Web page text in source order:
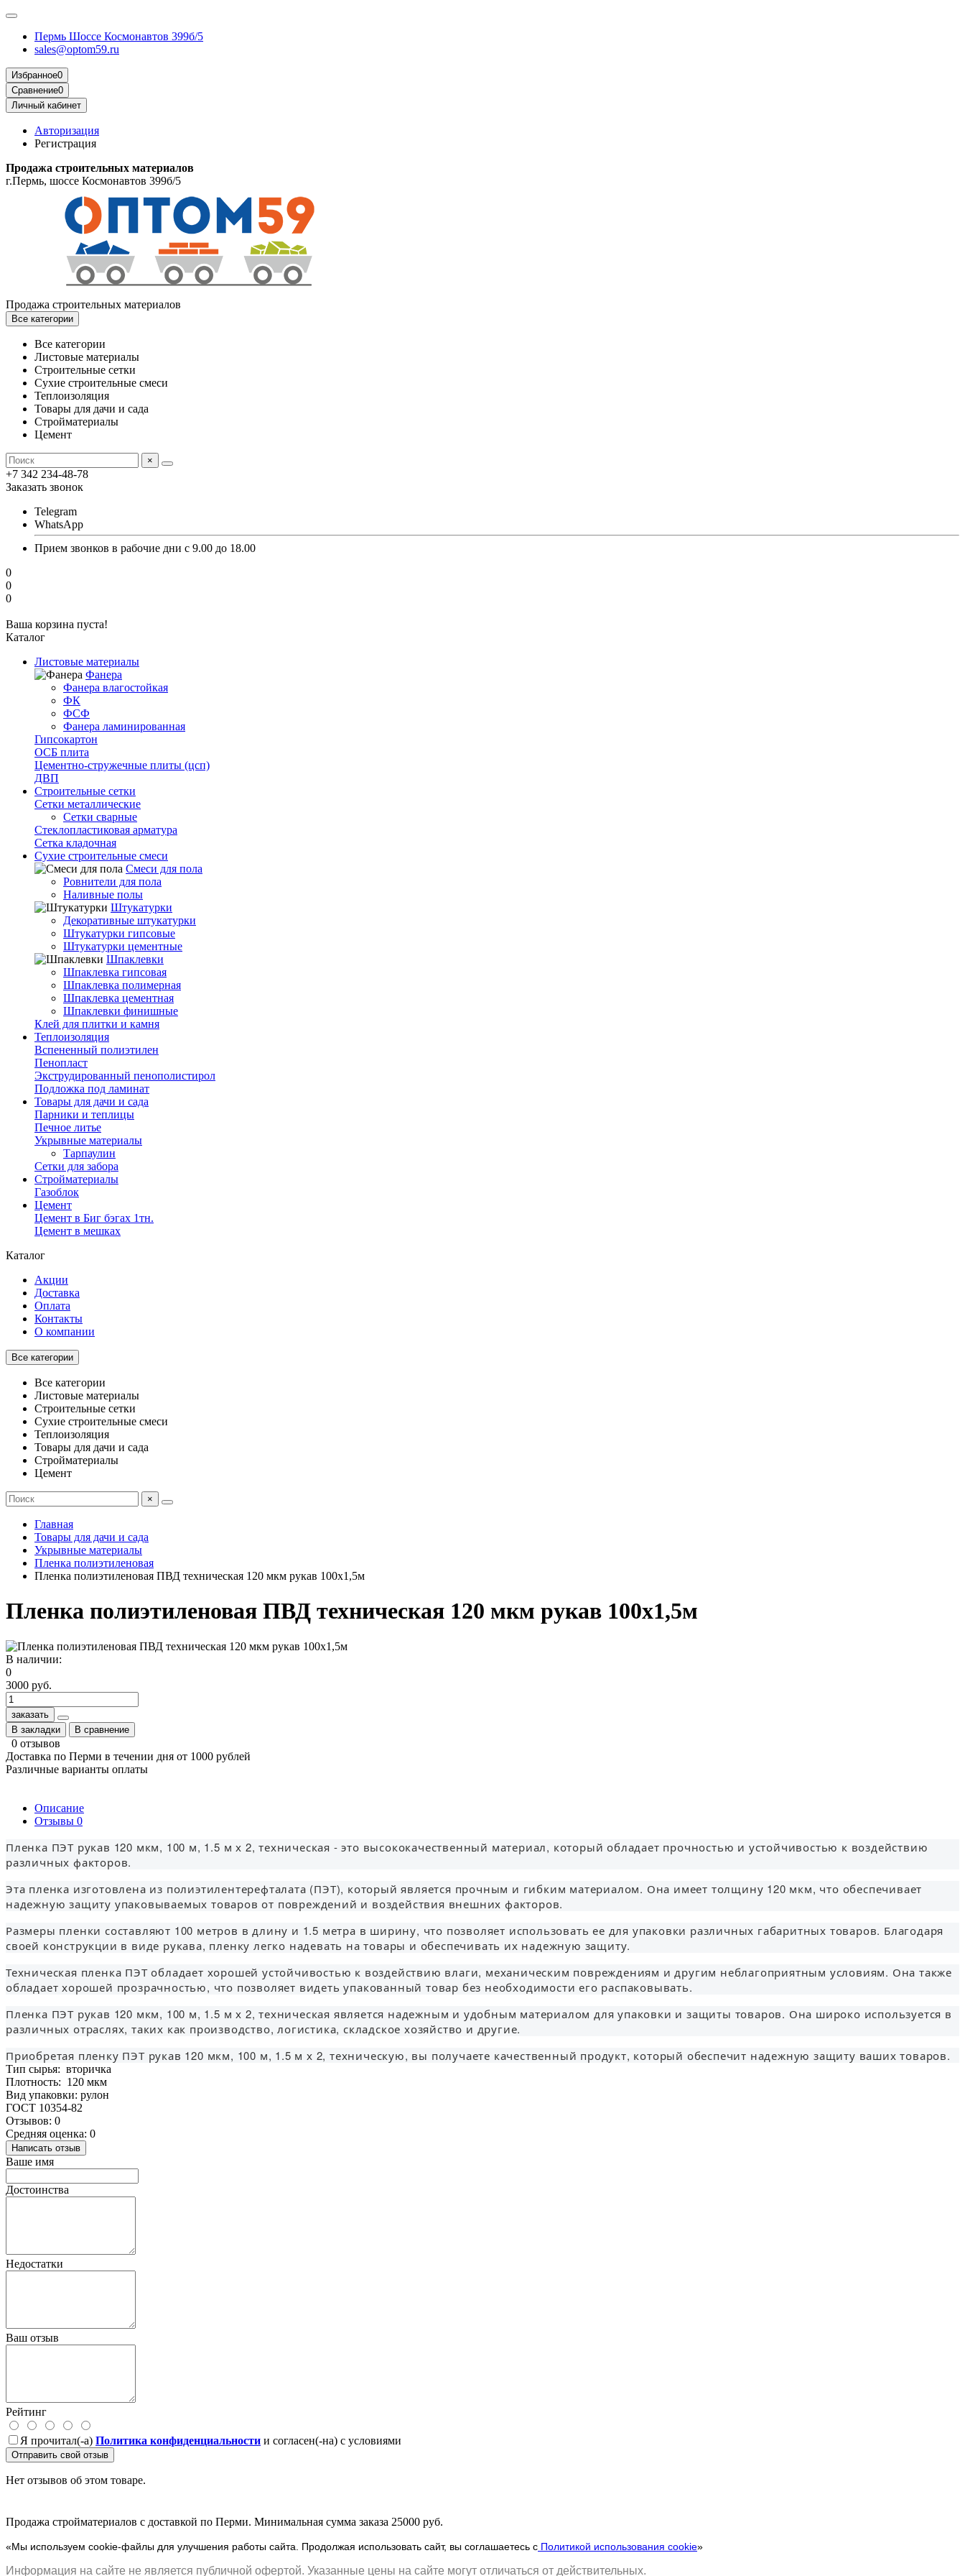
Пермь Шоссе Космонавтов 399б/5
sales@optom59.ru
Избранное0
Сравнение0
Личный кабинет
Авторизация
Регистрация
Продажа строительных материалов
г.Пермь, шоссе Космонавтов 399б/5
Продажа строительных материалов
Все категории
Все категории
Листовые материалы
Строительные сетки
Сухие строительные смеси
Теплоизоляция
Товары для дачи и сада
Стройматериалы
Цемент
×
+7 342 234-48-78
Заказать звонок
Telegram
WhatsApp
Прием звонков в рабочие дни с 9.00 до 18.00
0
0
0
Ваша корзина пуста!
Каталог
Листовые материалы
Фанера
Фанера влагостойкая
ФК
ФСФ
Фанера ламинированная
Гипсокартон
ОСБ плита
Цементно-стружечные плиты (цсп)
ДВП
Строительные сетки
Сетки металлические
Сетки сварные
Стеклопластиковая арматура
Сетка кладочная
Сухие строительные смеси
Смеси для пола
Ровнители для пола
Наливные полы
Штукатурки
Декоративные штукатурки
Штукатурки гипсовые
Штукатурки цементные
Шпаклевки
Шпаклевка гипсовая
Шпаклевка полимерная
Шпаклевка цементная
Шпаклевки финишные
Клей для плитки и камня
Теплоизоляция
Вспененный полиэтилен
Пенопласт
Экструдированный пенополистирол
Подложка под ламинат
Товары для дачи и сада
Парники и теплицы
Печное литье
Укрывные материалы
Тарпаулин
Сетки для забора
Стройматериалы
Газоблок
Цемент
Цемент в Биг бэгах 1тн.
Цемент в мешках
Каталог
Акции
Доставка
Оплата
Контакты
О компании
Все категории
Все категории
Листовые материалы
Строительные сетки
Сухие строительные смеси
Теплоизоляция
Товары для дачи и сада
Стройматериалы
Цемент
×
Главная
Товары для дачи и сада
Укрывные материалы
Пленка полиэтиленовая
Пленка полиэтиленовая ПВД техническая 120 мкм рукав 100х1,5м
Пленка полиэтиленовая ПВД техническая 120 мкм рукав 100х1,5м
В наличии:
0
3000 руб.
заказать
В закладки
В сравнение
0 отзывов
Доставка по Перми в течении дня от 1000 рублей
Различные варианты оплаты
Описание
Отзывы 0
Пленка ПЭТ рукав 120 мкм, 100 м, 1.5 м х 2, техническая - это высококачественный материал, который обладает прочностью и устойчивостью к воздействию
различных факторов.
Эта пленка изготовлена из полиэтилентерефталата (ПЭТ), который является прочным и гибким материалом. Она имеет толщину 120 мкм, что обеспечивает
надежную защиту упаковываемых товаров от повреждений и воздействия внешних факторов.
Размеры пленки составляют 100 метров в длину и 1.5 метра в ширину, что позволяет использовать ее для упаковки различных габаритных товаров. Благодаря
своей конструкции в виде рукава, пленку легко надевать на товары и обеспечивать их надежную защиту.
Техническая пленка ПЭТ обладает хорошей устойчивостью к воздействию влаги, механическим повреждениям и другим неблагоприятным условиям. Она также
обладает хорошей прозрачностью, что позволяет видеть упакованный товар без необходимости его распаковывать.
Пленка ПЭТ рукав 120 мкм, 100 м, 1.5 м х 2, техническая является надежным и удобным материалом для упаковки и защиты товаров. Она широко используется в
различных отраслях, таких как производство, логистика, складское хозяйство и другие.
Приобретая пленку ПЭТ рукав 120 мкм, 100 м, 1.5 м х 2, техническую, вы получаете качественный продукт, который обеспечит надежную защиту ваших товаров.
Тип сырья: вторичка
Плотность: 120 мкм
Вид упаковки: рулон
ГОСТ 10354-82
Отзывов: 0
Средняя оценка: 0
Написать отзыв
Ваше имя
Достоинства
Недостатки
Ваш отзыв
Рейтинг
Я прочитал(-а) Политика конфиденциальности и согласен(-на) с условиями
Отправить свой отзыв
Нет отзывов об этом товаре.
Продажа стройматериалов с доставкой по Перми. Минимальная сумма заказа 25000 руб.
«Мы используем cookie-файлы для улучшения работы сайта. Продолжая использовать сайт, вы соглашаетесь с Политикой использования cookie»
Информация на сайте не является публичной офертой. Указанные цены на сайте могут отличаться от действительных.